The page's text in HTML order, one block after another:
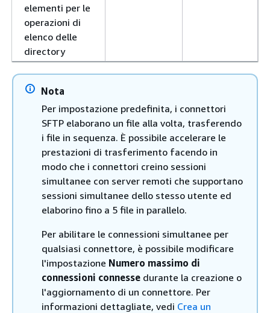
elementi per le
operazioni di
elenco delle
directory
Nota
Per impostazione predefinita, i connettori
SFTP elaborano un file alla volta, trasferendo
i file in sequenza. È possibile accelerare le
prestazioni di trasferimento facendo in
modo che i connettori creino sessioni
simultanee con server remoti che supportano
sessioni simultanee dello stesso utente ed
elaborino fino a 5 file in parallelo.
Per abilitare le connessioni simultanee per
qualsiasi connettore, è possibile modificare
l'impostazione Numero massimo di
connessioni connesse durante la creazione o
l'aggiornamento di un connettore. Per
informazioni dettagliate, vedi Crea un